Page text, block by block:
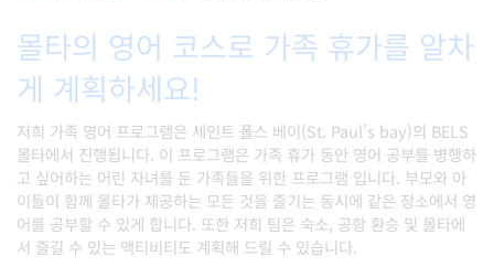
몰타의 영어 코스로 가족 휴가를 알차
게 계획하세요!
저희 가족 영어 프로그램은 세인트 폴스 베이(St. Paul’s bay)의 BELS
몰타에서 진행됩니다. 이 프로그램은 가족 휴가 동안 영어 공부를 병행하
고 싶어하는 어린 자녀를 둔 가족들을 위한 프로그램 입니다. 부모와 아
이들이 함께 몰타가 제공하는 모든 것을 즐기는 동시에 같은 장소에서 영
어를 공부할 수 있게 합니다. 또한 저희 팀은 숙소, 공항 환승 및 몰타에
서 즐길 수 있는 액티비티도 계획해 드릴 수 있습니다.